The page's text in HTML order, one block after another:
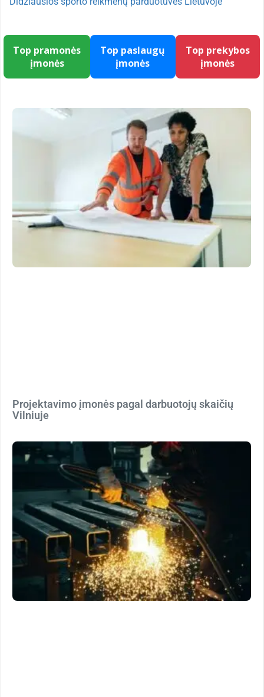
Top pramonės
įmonės
Top paslaugų
įmonės
Top prekybos
įmonės
Projektavimo įmonės pagal darbuotojų skaičių
Vilniuje